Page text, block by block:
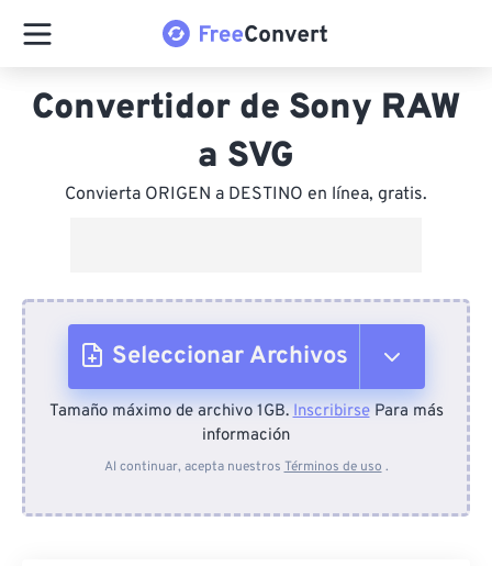
Convertidor de Sony RAW
a SVG
Convierta ORIGEN a DESTINO en línea, gratis.
Seleccionar Archivos
Desde el dispositivo
Tamaño máximo de archivo 1GB.InscribirsePara más
información
Al continuar, acepta nuestros Términos de uso .